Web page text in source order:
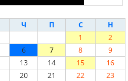
Ч П С
Н
1
2
6 7 8
9
13 14 15
16
20 21 22
23